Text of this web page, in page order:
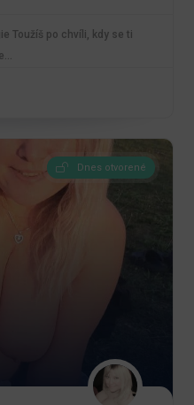
Toužíš po chvíli, kdy se ti
Dnes otvorené